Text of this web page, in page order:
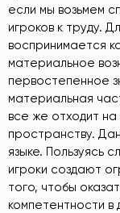
если мы возьмем
игроков к труду.
воспринимается
материальное
первостепенное
материальная
все же отходит на
пространству.
языке. Пользуясь
игроки создают
того, чтобы
компетентности